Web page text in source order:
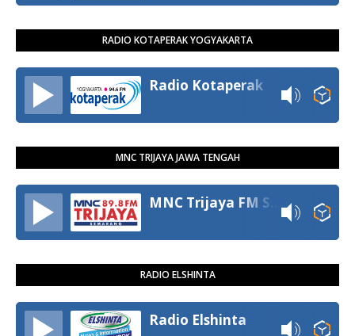
RADIO KOTAPERAK YOGYAKARTA
Radio Kotaperak
MNC TRIJAYA JAWA TENGAH
RADIO ELSHINTA
Radio Elshinta